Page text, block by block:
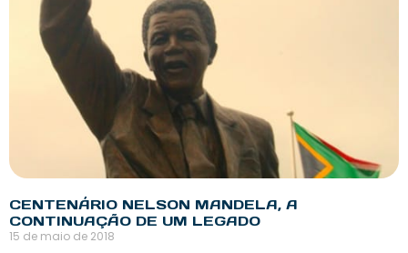
CENTENÁRIO NELSON MANDELA, A
CONTINUAÇÃO DE UM LEGADO
15 de maio de 2018